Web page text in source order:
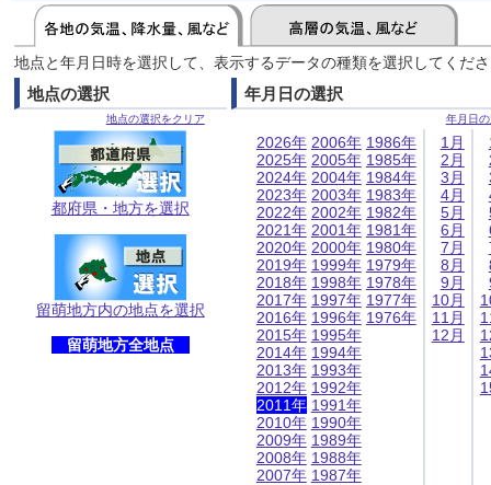
地点と年月日時を選択して、表示するデータの種類を選択してくだ
地点の選択
地点の選択をクリア
都府県・地方を選択
留萌地方内の地点を選択
留萌地方全地点
年月日の選択
年月日
2026年
2025年
2024年
2023年
2022年
2021年
2020年
2019年
2018年
2017年
2016年
2015年
2014年
2013年
2012年
2011年
2010年
2009年
2008年
2007年
2006年
2005年
2004年
2003年
2002年
2001年
2000年
1999年
1998年
1997年
1996年
1995年
1994年
1993年
1992年
1991年
1990年
1989年
1988年
1987年
1986年
1985年
1984年
1983年
1982年
1981年
1980年
1979年
1978年
1977年
1976年
1月
2月
3月
4月
5月
6月
7月
8月
9月
10月
11月
12月